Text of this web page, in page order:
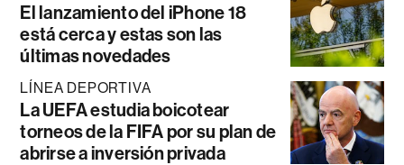
El lanzamiento del iPhone 18
está cerca y estas son las
últimas novedades
LÍNEA DEPORTIVA
La UEFA estudia boicotear
torneos de la FIFA por su plan de
abrirse a inversión privada